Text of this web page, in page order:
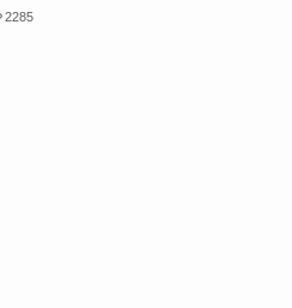
2285